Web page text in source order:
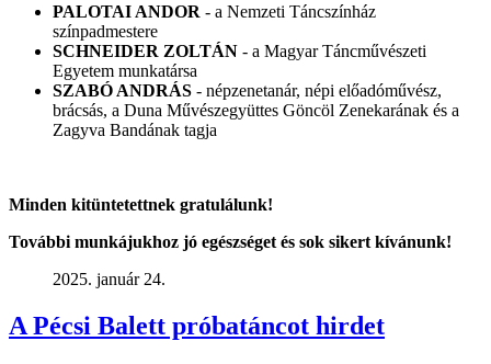
PALOTAI ANDOR - a Nemzeti Táncszínház
színpadmestere
SCHNEIDER ZOLTÁN - a Magyar Táncművészeti
Egyetem munkatársa
SZABÓ ANDRÁS - népzenetanár, népi előadóművész,
brácsás, a Duna Művészegyüttes Göncöl Zenekarának és a
Zagyva Bandának tagja
Minden kitüntetettnek gratulálunk!
További munkájukhoz jó egészséget és sok sikert kívánunk!
2025. január 24.
A Pécsi Balett próbatáncot hirdet